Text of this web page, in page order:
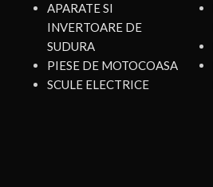
APARATE SI
INVERTOARE DE
SUDURA
PIESE DE MOTOCOASA
SCULE ELECTRICE